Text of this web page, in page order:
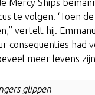
Mercy Ships
te volgen. ‘Toen
vertelt hij.
had
meer levens
glippen